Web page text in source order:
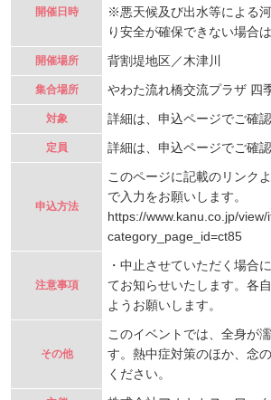
開催日時
※悪天候及び出水等による
り安全が確保できない場合
開催場所 背割堤地区／木津川
集合場所 やわた流れ橋交流プラザ 四
対象 詳細は、申込ページでご確認
定員 詳細は、申込ページでご確認
申込方法
このページに記載のリンク
で入力をお願いします。
https://www.kanu.co.jp/
category_page_id=ct85
注意事項
・中止させていただく場合
てお知らせいたします。各
ようお願いします。
その他
このイベントでは、全身が
す。熱中症対策のほか、念
ください。